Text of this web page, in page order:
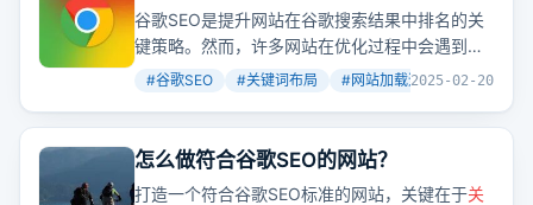
常见的10大问题及解决方案
谷歌SEO是提升网站在谷歌搜索结果中排名的关
键策略。然而，许多网站在优化过程中会遇到各
种问题，导致排名不理想甚至被惩罚。本文将详
的解决方案，帮助你避免陷阱，提升网站表现。
#谷歌SEO #关键词布局 #网站加载速度 +7
2025-02-20
怎么做符合谷歌SEO的网站？
打造一个符合谷歌SEO标准的网站，关键在于关